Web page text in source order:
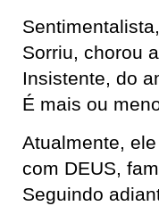
Sorriu, chorou
Insistente, do
É mais ou
Atualmente,
com DEUS,
Seguindo